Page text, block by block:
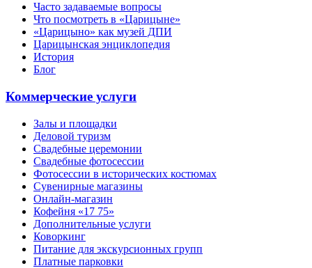
Часто задаваемые вопросы
Что посмотреть в «Царицыне»
«Царицыно» как музей ДПИ
Царицынская энциклопедия
История
Блог
Коммерческие услуги
Залы и площадки
Деловой туризм
Свадебные церемонии
Свадебные фотосессии
Фотосессии в исторических костюмах
Сувенирные магазины
Онлайн-магазин
Кофейня «17 75»
Дополнительные услуги
Коворкинг
Питание для экскурсионных групп
Платные парковки